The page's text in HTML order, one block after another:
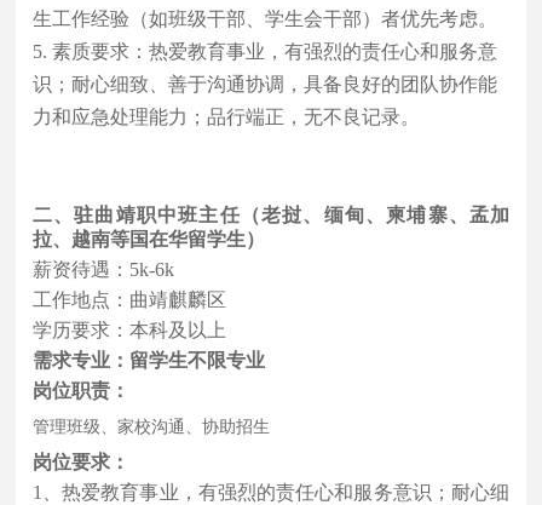
生工作经验（如班级干部、学生会干部）者优先考虑。
5. 素质要求：热爱教育事业，有强烈的责任心和服务意
识；耐心细致、善于沟通协调，具备良好的团队协作能
力和应急处理能力；品行端正，无不良记录。
二、驻曲靖职中班主任 （老挝、缅甸、柬埔寨、孟加
拉、越南等国在华留学生）
薪资待遇： 5k-6k
工作地点：曲靖麒麟区
学历要求：本科及以上
需求专业： 留学生不限专业
岗位职责：
管理班级、家校沟通、协助招生
岗位要求：
1
、热爱教育事业，有强烈的责任心和服务意识；耐心细